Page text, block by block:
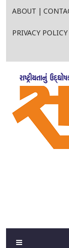
ABOUT |
PRIVACY POLICY